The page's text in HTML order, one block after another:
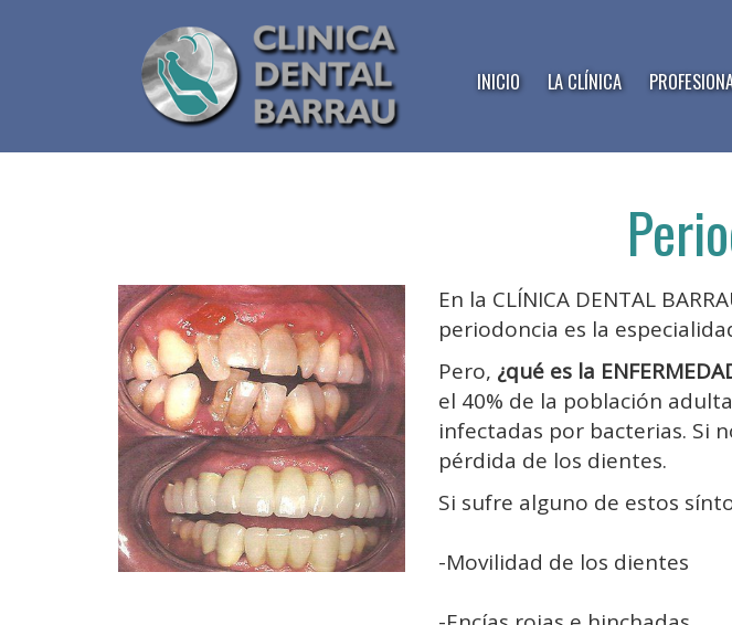
INICIO LA CLÍNICA
En la CLÍNICA DENTAL
periodoncia es la
Pero, ¿qué es la
el 40% de la población
infectadas por bacterias. Si
pérdida de los dientes.
Si sufre alguno de estos
-Movilidad de los dientes